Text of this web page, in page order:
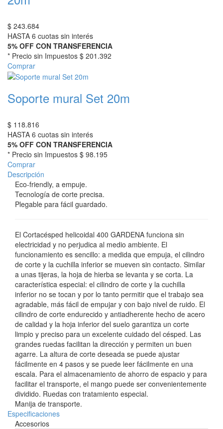
$ 243.684
HASTA 6 cuotas sin interés
5% OFF CON TRANSFERENCIA
* Precio sin Impuestos $ 201.392
Comprar
Soporte mural Set 20m
$ 118.816
HASTA 6 cuotas sin interés
5% OFF CON TRANSFERENCIA
* Precio sin Impuestos $ 98.195
Comprar
Descripción
Eco-friendly, a empuje.
Tecnología de corte precisa.
Plegable para fácil guardado.
El Cortacésped helicoidal 400 GARDENA funciona sin
electricidad y no perjudica al medio ambiente. El
funcionamiento es sencillo: a medida que empuja, el cilindro
de corte y la cuchilla inferior se mueven sin contacto. Similar
a unas tijeras, la hoja de hierba se levanta y se corta. La
característica especial: el cilindro de corte y la cuchilla
inferior no se tocan y por lo tanto permitir que el trabajo sea
agradable, más fácil de empujar y con bajo nivel de ruido. El
cilindro de corte endurecido y antiadherente hecho de acero
de calidad y la hoja inferior del suelo garantiza un corte
limpio y preciso para un excelente cuidado del césped. Las
grandes ruedas facilitan la dirección y permiten un buen
agarre. La altura de corte deseada se puede ajustar
fácilmente en 4 pasos y se puede leer fácilmente en una
escala. Para el almacenamiento de ahorro de espacio y para
facilitar el transporte, el mango puede ser convenientemente
dividido. Ruedas con tratamiento especial.
Manija de transporte.
Especificaciones
Accesorios